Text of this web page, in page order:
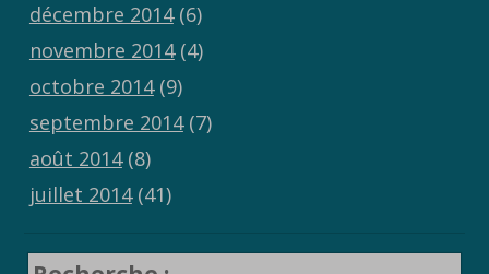
décembre 2014(6)
novembre 2014(4)
octobre 2014(9)
septembre 2014(7)
août 2014(8)
juillet 2014(41)